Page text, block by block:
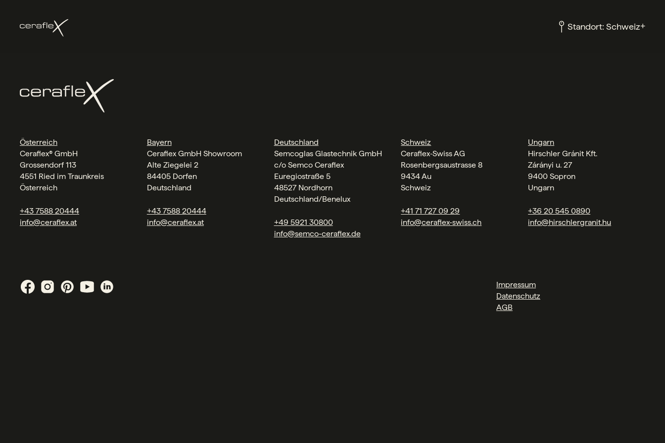
Standort: Schweiz+
Österreich
Ceraflex® GmbH
Grossendorf 113
4551 Ried im Traunkreis
Österreich
+43 7588 20444
info@ceraflex.at
Bayern
Ceraflex GmbH Showroom
Alte Ziegelei 2
84405 Dorfen
Deutschland
+43 7588 20444
info@ceraflex.at
Deutschland
Semcoglas Glastechnik GmbH
c/o Semco Ceraflex
Euregiostraße 5
48527 Nordhorn
Deutschland/Benelux
+49 5921 30800
info@semco-ceraflex.de
Schweiz
Ceraflex‑Swiss AG
Rosenbergsaustrasse 8
9434 Au
Schweiz
+41 71 727 09 29
info@ceraflex-swiss.ch
Ungarn
Hirschler Gránit Kft.
Zárányi u. 27
9400 Sopron
Ungarn
+36 20 545 0890
info@hirschlergranit.hu
Impressum
Datenschutz
AGB